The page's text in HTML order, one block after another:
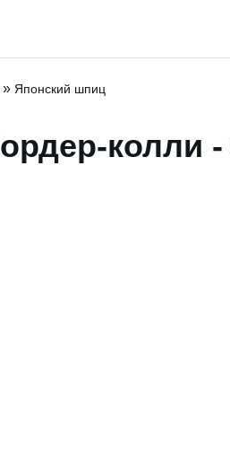
» Японский шпиц
колли